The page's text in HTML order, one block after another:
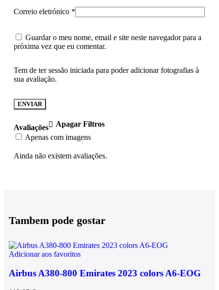
Avaliações
Apagar Filtros
Apenas com imagens
Ainda não existem avaliações.
Correio eletrónico *
Guardar o meu nome, email e site neste navegador para a
próxima vez que eu comentar.
Tem de ter sessão iniciada para poder adicionar fotografias à
sua avaliação.
Tambem pode gostar
Adicionar aos favoritos
Airbus A380-800 Emirates 2023 colors A6-EOG